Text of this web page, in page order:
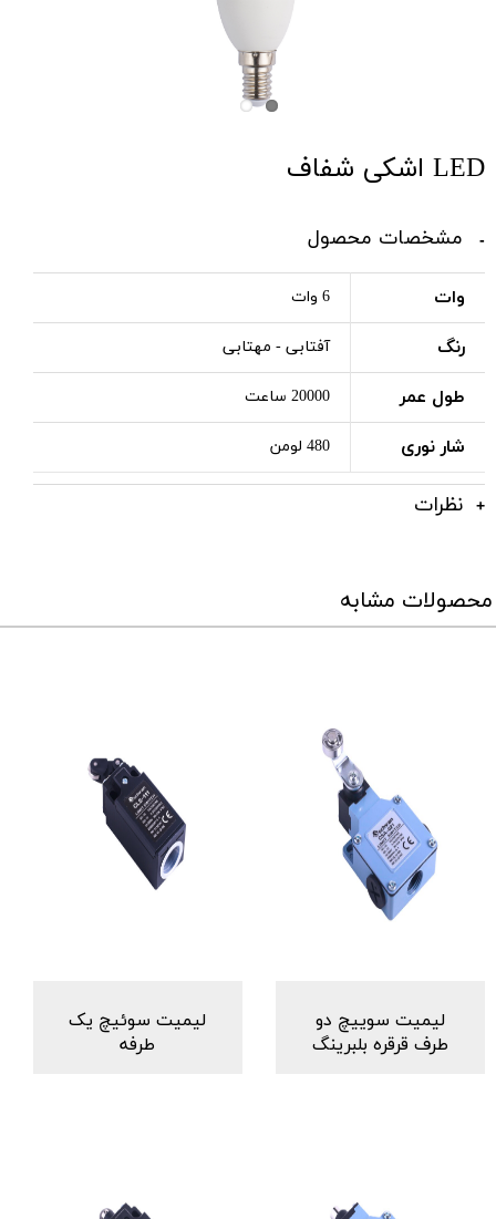
LED اشکی شفاف
مشخصات محصول
وات 6 وات
رنگ آفتابی - مهتابی
طول عمر 20000 ساعت
شار نوری 480 لومن
نظرات
محصولات مشابه
لیمیت سوییچ دو
طرف قرقره بلبرینگ
لیمیت سوئیچ یک
طرفه